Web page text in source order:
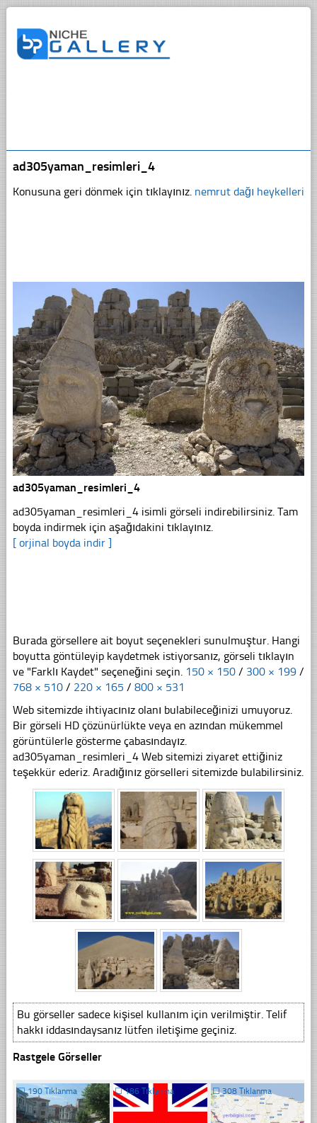
ad305yaman_resimleri_4
Konusuna geri dönmek için tıklayınız. nemrut dağı heykelleri
ad305yaman_resimleri_4
ad305yaman_resimleri_4 isimli görseli indirebilirsiniz. Tam
boyda indirmek için aşağıdakini tıklayınız.
[ orjinal boyda indir ]
Burada görsellere ait boyut seçenekleri sunulmuştur. Hangi
boyutta göntüleyip kaydetmek istiyorsanız, görseli tıklayın
ve "Farklı Kaydet" seçeneğini seçin. 150 × 150 / 300 × 199 /
768 × 510 / 220 × 165 / 800 × 531
Web sitemizde ihtiyacınız olanı bulabileceğinizi umuyoruz.
Bir görseli HD çözünürlükte veya en azından mükemmel
görüntülerle gösterme çabasındayız.
ad305yaman_resimleri_4 Web sitemizi ziyaret ettiğiniz
teşekkür ederiz. Aradığınız görselleri sitemizde bulabilirsiniz.
Bu görseller sadece kişisel kullanım için verilmiştir. Telif
hakkı iddasındaysanız lütfen iletişime geçiniz.
Rastgele Görseller
☐190 Tıklanma ☐186 Tıklanma ☐308 Tıklanma